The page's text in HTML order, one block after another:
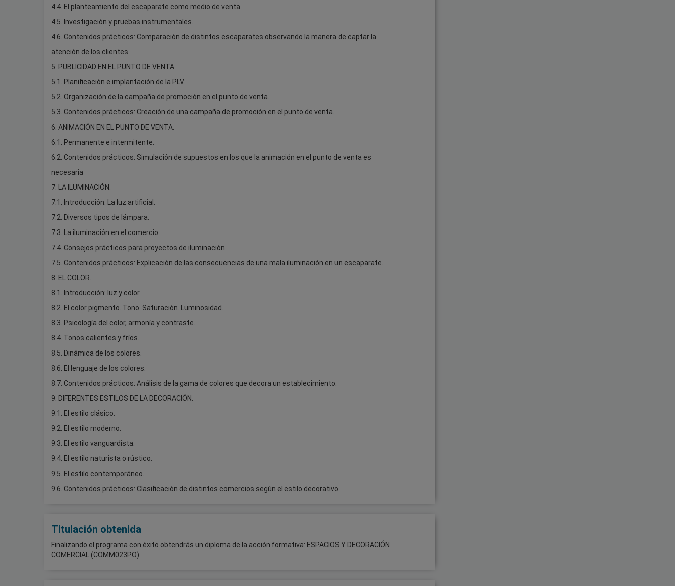
4.4. El planteamiento del escaparate como medio de venta.
4.5. Investigación y pruebas instrumentales.
4.6. Contenidos prácticos: Comparación de distintos escaparates observando la manera de captar la
atención de los clientes.
5. PUBLICIDAD EN EL PUNTO DE VENTA.
5.1. Planificación e implantación de la PLV.
5.2. Organización de la campaña de promoción en el punto de venta.
5.3. Contenidos prácticos: Creación de una campaña de promoción en el punto de venta.
6. ANIMACIÓN EN EL PUNTO DE VENTA.
6.1. Permanente e intermitente.
6.2. Contenidos prácticos: Simulación de supuestos en los que la animación en el punto de venta es
necesaria
7. LA ILUMINACIÓN.
7.1. Introducción. La luz artificial.
7.2. Diversos tipos de lámpara.
7.3. La iluminación en el comercio.
7.4. Consejos prácticos para proyectos de iluminación.
7.5. Contenidos prácticos: Explicación de las consecuencias de una mala iluminación en un escaparate.
8. EL COLOR.
8.1. Introducción: luz y color.
8.2. El color pigmento. Tono. Saturación. Luminosidad.
8.3. Psicología del color, armonía y contraste.
8.4. Tonos calientes y fríos.
8.5. Dinámica de los colores.
8.6. El lenguaje de los colores.
8.7. Contenidos prácticos: Análisis de la gama de colores que decora un establecimiento.
9. DIFERENTES ESTILOS DE LA DECORACIÓN.
9.1. El estilo clásico.
9.2. El estilo moderno.
9.3. El estilo vanguardista.
9.4. El estilo naturista o rústico.
9.5. El estilo contemporáneo.
9.6. Contenidos prácticos: Clasificación de distintos comercios según el estilo decorativo
Titulación obtenida
Finalizando el programa con éxito obtendrás un diploma de la acción formativa: ESPACIOS Y DECORACIÓN
COMERCIAL (COMM023PO)